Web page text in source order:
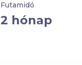
Futamidó
2 hónap